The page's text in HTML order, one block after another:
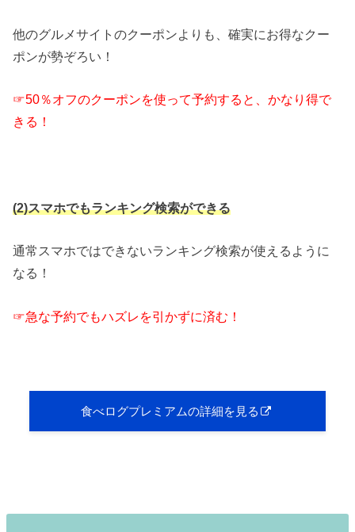
他のグルメサイトのクーポンよりも、確実にお得なクー
ポンが勢ぞろい！
☞50％オフのクーポンを使って予約すると、かなり得で
きる！
(2)スマホでもランキング検索ができる
通常スマホではできないランキング検索が使えるように
なる！
☞急な予約でもハズレを引かずに済む！
食べログプレミアムの詳細を見る